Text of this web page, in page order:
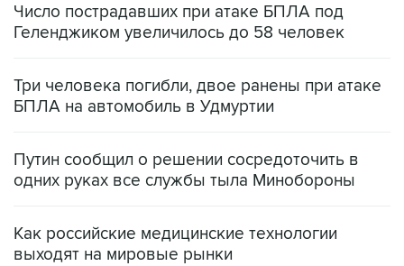
Число пострадавших при атаке БПЛА под
Геленджиком увеличилось до 58 человек
Три человека погибли, двое ранены при атаке
БПЛА на автомобиль в Удмуртии
Путин сообщил о решении сосредоточить в
одних руках все службы тыла Минобороны
Как российские медицинские технологии
выходят на мировые рынки